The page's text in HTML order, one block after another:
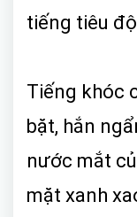
tiếng tiêu
Tiếng khóc
bặt, hắn
nước mắt
mặt xanh